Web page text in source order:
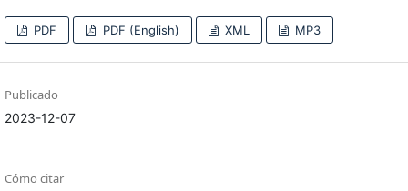
PDF PDF (English) XML MP3
Publicado
2023-12-07
Cómo citar